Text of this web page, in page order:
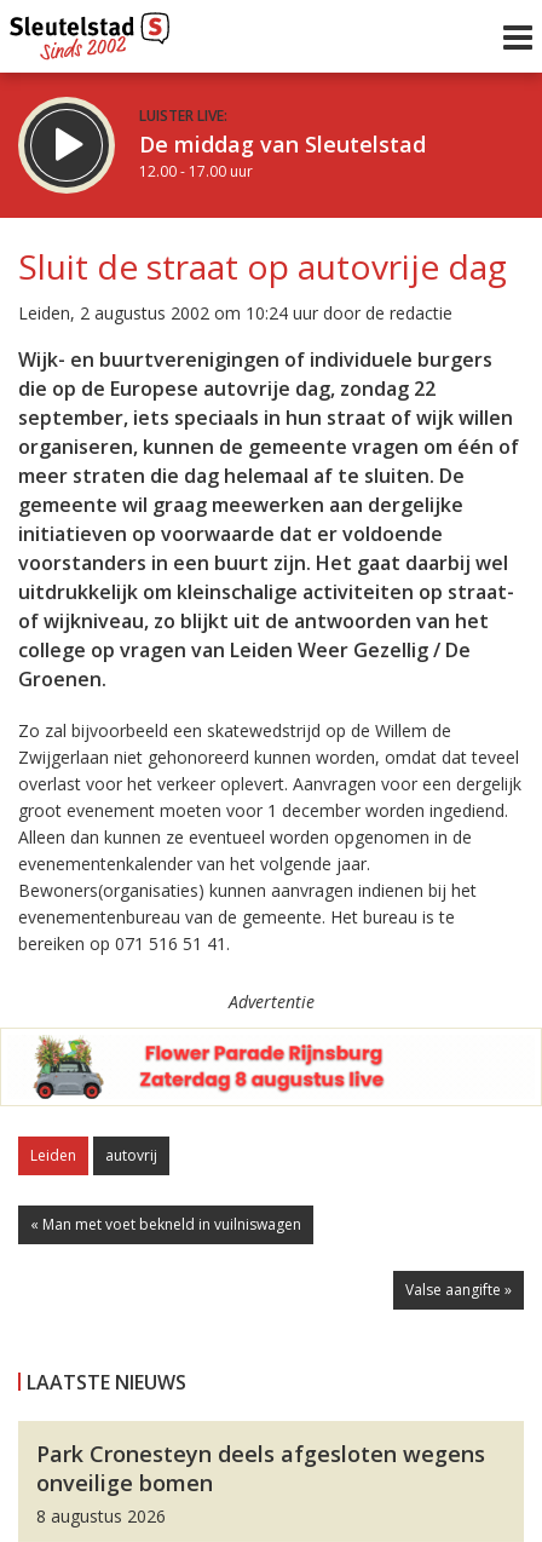
LUISTER LIVE:
De middag van Sleutelstad
12.00 - 17.00 uur
Sleutelstad 30
17.00 - 19.00 uur
Vorig uur
Volgend uur
Inklappen
Sluit de straat op autovrije dag
Leiden, 2 augustus 2002 om 10:24 uur door de redactie
Wijk- en buurtverenigingen of individuele burgers
die op de Europese autovrije dag, zondag 22
september, iets speciaals in hun straat of wijk willen
organiseren, kunnen de gemeente vragen om één of
meer straten die dag helemaal af te sluiten. De
gemeente wil graag meewerken aan dergelijke
initiatieven op voorwaarde dat er voldoende
voorstanders in een buurt zijn. Het gaat daarbij wel
uitdrukkelijk om kleinschalige activiteiten op straat-
of wijkniveau, zo blijkt uit de antwoorden van het
college op vragen van Leiden Weer Gezellig / De
Groenen.
Zo zal bijvoorbeeld een skatewedstrijd op de Willem de
Zwijgerlaan niet gehonoreerd kunnen worden, omdat dat teveel
overlast voor het verkeer oplevert. Aanvragen voor een dergelijk
groot evenement moeten voor 1 december worden ingediend.
Alleen dan kunnen ze eventueel worden opgenomen in de
evenementenkalender van het volgende jaar.
Bewoners(organisaties) kunnen aanvragen indienen bij het
evenementenbureau van de gemeente. Het bureau is te
bereiken op 071 516 51 41.
Advertentie
Leiden autovrij
« Man met voet bekneld in vuilniswagen
Valse aangifte »
LAATSTE NIEUWS
Park Cronesteyn deels afgesloten wegens
onveilige bomen
8 augustus 2026